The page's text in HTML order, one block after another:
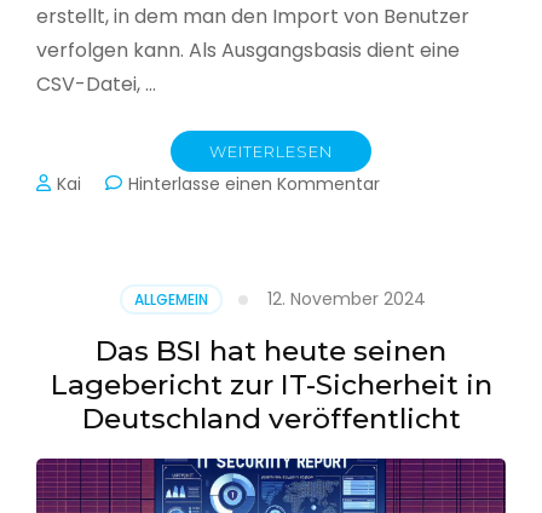
erstellt, in dem man den Import von Benutzer
verfolgen kann. Als Ausgangsbasis dient eine
CSV-Datei, …
WEITERLESEN
Kai Hinterlasse einen Kommentarzu
aus
CSV
erstellen
ALLGEMEIN 12. November 2024
Das BSI hat heute seinen
Lagebericht zur IT-Sicherheit in
Deutschland veröffentlicht